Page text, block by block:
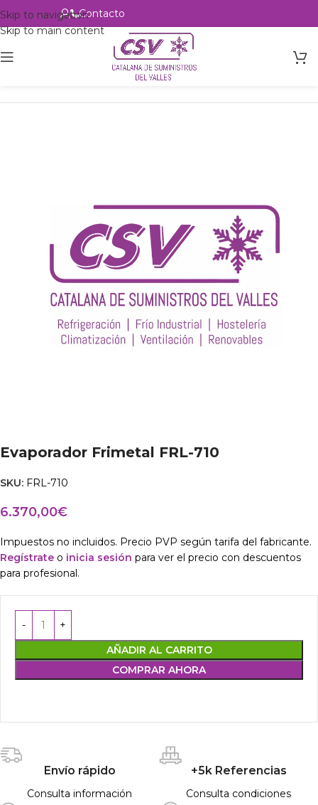
Skip to navigation
Skip to main content
Contacto
Intercambio
Evaporador Frimetal FRL-710
SKU: FRL-710
6.370,00€
Impuestos no incluidos. Precio PVP según tarifa del fabricante.
Regístrate o inicia sesión para ver el precio con descuentos
para profesional.
AÑADIR AL CARRITO
COMPRAR AHORA
Envío rápido
Consulta información
+5k Referencias
Consulta condiciones